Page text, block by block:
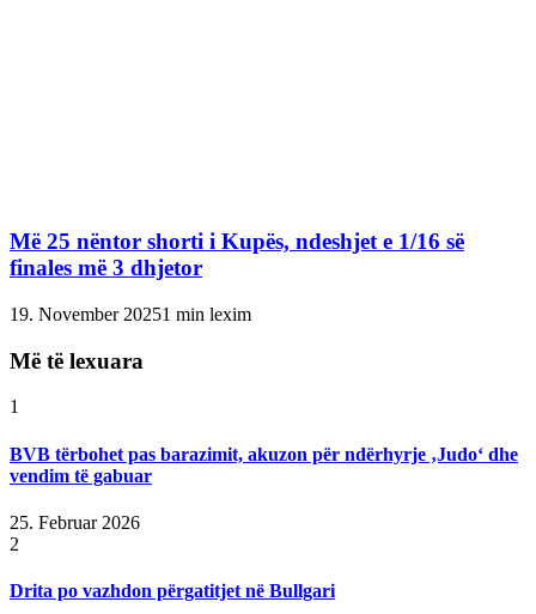
Më 25 nëntor shorti i Kupës, ndeshjet e 1/16 së
finales më 3 dhjetor
19. November 20251 min lexim
Më të lexuara
1
BVB tërbohet pas barazimit, akuzon për ndërhyrje ‚Judo‘ dhe
vendim të gabuar
25. Februar 2026
2
Drita po vazhdon përgatitjet në Bullgari